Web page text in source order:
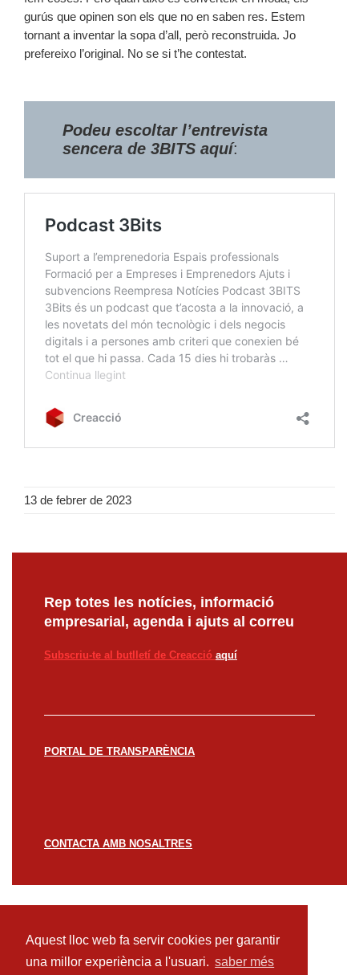
Aquest lloc web fa servir cookies per garantir
una millor experiència a l'usuari. saber més
gurús que opinen son els que no en saben res. Estem
tornant a inventar la sopa d’all, però reconstruida. Jo
prefereixo l’original. No se si t’he contestat.
Podeu escoltar l’entrevista
sencera de 3BITS aquí:
13 de febrer de 2023
Rep totes les notícies, informació
empresarial, agenda i ajuts al correu
Subscriu-te al butlletí de Creacció aquí
PORTAL DE TRANSPARÈNCIA
CONTACTA AMB NOSALTRES